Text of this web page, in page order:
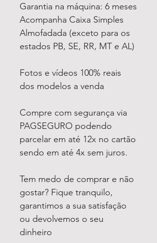
Garantia na máquina: 6 meses
Acompanha Caixa Simples
Almofadada (exceto para os
estados PB, SE, RR, MT e AL)
Fotos e vídeos 100% reais
dos modelos a venda
Compre com segurança via
PAGSEGURO podendo
parcelar em até 12x no cartão
sendo em até 4x sem juros.
Tem medo de comprar e não
gostar? Fique tranquilo,
garantimos a sua satisfação
ou devolvemos o seu
dinheiro